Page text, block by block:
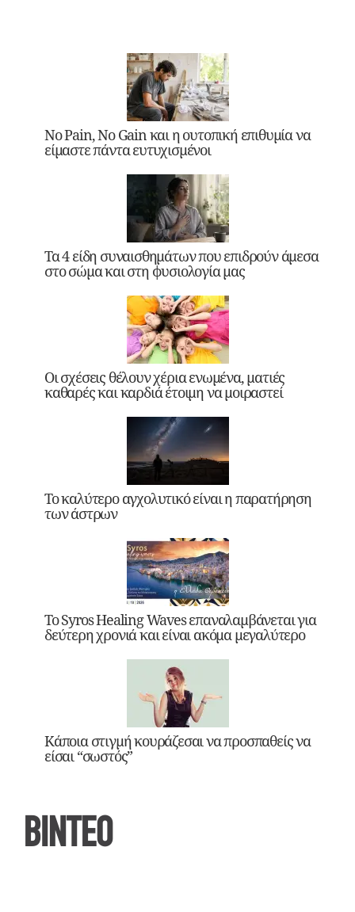
No Pain, No Gain και η ουτοπική επιθυμία να
είμαστε πάντα ευτυχισμένοι
Τα 4 είδη συναισθημάτων που επιδρούν άμεσα
στο σώμα και στη φυσιολογία μας
Οι σχέσεις θέλουν χέρια ενωμένα, ματιές
καθαρές και καρδιά έτοιμη να μοιραστεί
Το καλύτερο αγχολυτικό είναι η παρατήρηση
των άστρων
Το Syros Healing Waves επαναλαμβάνεται για
δεύτερη χρονιά και είναι ακόμα μεγαλύτερο
Κάποια στιγμή κουράζεσαι να προσπαθείς να
είσαι “σωστός”
ΒΙΝΤΕΟ